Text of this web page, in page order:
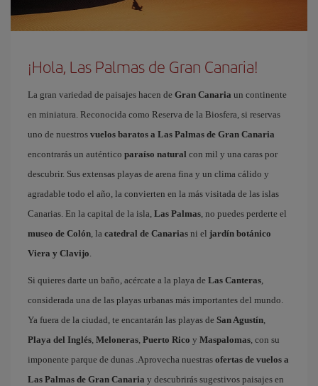
¡Hola, Las Palmas de Gran Canaria!
La gran variedad de paisajes hacen de Gran Canaria un continente
en miniatura. Reconocida como Reserva de la Biosfera, si reservas
uno de nuestros vuelos baratos a Las Palmas de Gran Canaria
encontrarás un auténtico paraíso natural con mil y una caras por
descubrir. Sus extensas playas de arena fina y un clima cálido y
agradable todo el año, la convierten en la más visitada de las islas
Canarias. En la capital de la isla, Las Palmas, no puedes perderte el
museo de Colón, la catedral de Canarias ni el jardín botánico
Viera y Clavijo.
Si quieres darte un baño, acércate a la playa de Las Canteras,
considerada una de las playas urbanas más importantes del mundo.
Ya fuera de la ciudad, te encantarán las playas de San Agustín,
Playa del Inglés, Meloneras, Puerto Rico y Maspalomas, con su
imponente parque de dunas .Aprovecha nuestras ofertas de vuelos a
Las Palmas de Gran Canaria y descubrirás sugestivos paisajes en